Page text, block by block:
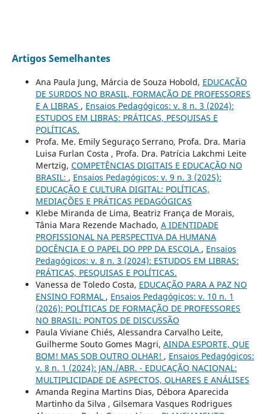
Artigos Semelhantes
Ana Paula Jung, Márcia de Souza Hobold, EDUCAÇÃO
DE SURDOS NO BRASIL, FORMAÇÃO DE PROFESSORES
E A LIBRAS , Ensaios Pedagógicos: v. 8 n. 3 (2024):
ESTUDOS EM LIBRAS: PRÁTICAS, PESQUISAS E
POLÍTICAS.
Profa. Me. Emily Seguraço Serrano, Profa. Dra. Maria
Luisa Furlan Costa , Profa. Dra. Patrícia Lakchmi Leite
Mertzig, COMPETÊNCIAS DIGITAIS E EDUCAÇÃO NO
BRASIL: , Ensaios Pedagógicos: v. 9 n. 3 (2025):
EDUCAÇÃO E CULTURA DIGITAL: POLÍTICAS,
MEDIAÇÕES E PRÁTICAS PEDAGÓGICAS
Klebe Miranda de Lima, Beatriz França de Morais,
Tânia Mara Rezende Machado, A IDENTIDADE
PROFISSIONAL NA PERSPECTIVA DA HUMANA
DOCÊNCIA E O PAPEL DO PPP DA ESCOLA , Ensaios
Pedagógicos: v. 8 n. 3 (2024): ESTUDOS EM LIBRAS:
PRÁTICAS, PESQUISAS E POLÍTICAS.
Vanessa de Toledo Costa, EDUCAÇÃO PARA A PAZ NO
ENSINO FORMAL , Ensaios Pedagógicos: v. 10 n. 1
(2026): POLÍTICAS DE FORMAÇÃO DE PROFESSORES
NO BRASIL: PONTOS DE DISCUSSÃO
Paula Viviane Chiés, Alessandra Carvalho Leite,
Guilherme Souto Gomes Magri, AINDA ESPORTE, QUE
BOM! MAS SOB OUTRO OLHAR! , Ensaios Pedagógicos:
v. 8 n. 1 (2024): JAN./ABR. - EDUCAÇÃO NACIONAL:
MULTIPLICIDADE DE ASPECTOS, OLHARES E ANÁLISES
Amanda Regina Martins Dias, Débora Aparecida
Martinho da Silva , Gilsemara Vasques Rodrigues